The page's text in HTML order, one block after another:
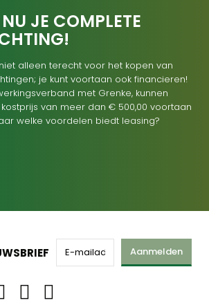
JE COMPLETE
alleen terecht voor het kopen van
je kunt voortaan ook financieren!
met Grenke, kunnen
van meer dan € 500,00 voortaan
welke voordelen biedt leasing?
Aanmelden